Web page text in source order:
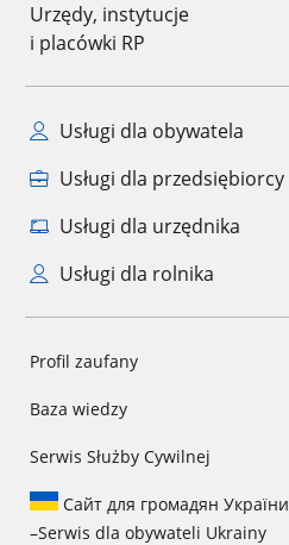
Urzędy, instytucje
i placówki RP
Usługi dla obywatela
Usługi dla przedsiębiorcy
Usługi dla urzędnika
Usługi dla rolnika
Profil zaufany
Baza wiedzy
Serwis Służby Cywilnej
Сайт для громадян України
–Serwis dla obywateli Ukrainy